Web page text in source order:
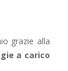
grazie alla
a carico